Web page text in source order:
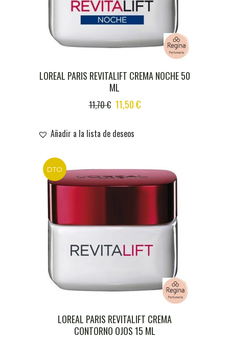
LOREAL PARIS REVITALIFT CREMA NOCHE 50
ML
11,70€ ORIGINAL
WAS:
11,70 €.
11,50€CURRENT
Añadir a la lista de deseos
DTO
LOREAL PARIS REVITALIFT CREMA
CONTORNO OJOS 15 ML